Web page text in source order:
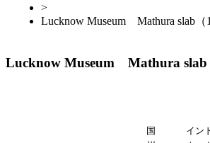
>
Lucknow Museum Mathura slab（
Lucknow Museum Mathura slab
国 イン